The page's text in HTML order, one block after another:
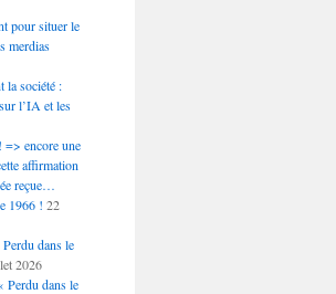
pour situer le
merdias
la société :
l’IA et les
=> encore une
affirmation
reçue…
1966 ! 22
dans le
2026
Perdu dans le